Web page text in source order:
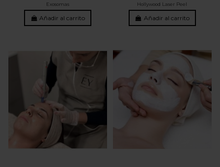
Exosomas
Añadir al carrito
Hollywood Laser Peel
Añadir al carrito